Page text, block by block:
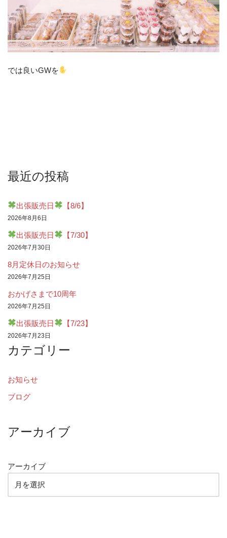
では良いGWを
最近の投稿
出張販売日 【8/6】
2026年8月6日
出張販売日 【7/30】
2026年7月30日
8月定休日のお知らせ
2026年7月25日
おかげさまで10周年
2026年7月25日
出張販売日 【7/23】
2026年7月23日
カテゴリー
お知らせ
ブログ
アーカイブ
アーカイブ